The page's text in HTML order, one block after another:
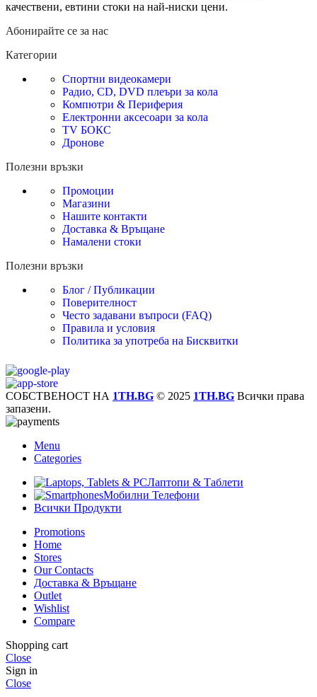
качествени, евтини стоки на най-ниски цени.
Абонирайте се за нас
Категории
Спортни видеокамери
Радио, CD, DVD плеъри за кола
Компютри & Периферия
Електронни аксесоари за кола
TV БОКС
Дронове
Полезни връзки
Промоции
Магазини
Нашите контакти
Доставка & Връщане
Намалени стоки
Полезни връзки
Блог / Публикации
Поверителност
Често задавани въпроси (FAQ)
Правила и условия
Политика за употреба на Бисквитки
СОБСТВЕНОСТ НА 1TH.BG © 2025 1TH.BG Всички права
запазени.
Menu
Categories
Лаптопи & Таблети
Мобилни Телефони
Всички Продукти
Promotions
Home
Stores
Our Contacts
Доставка & Връщане
Outlet
Wishlist
Compare
Shopping cart
Close
Sign in
Close